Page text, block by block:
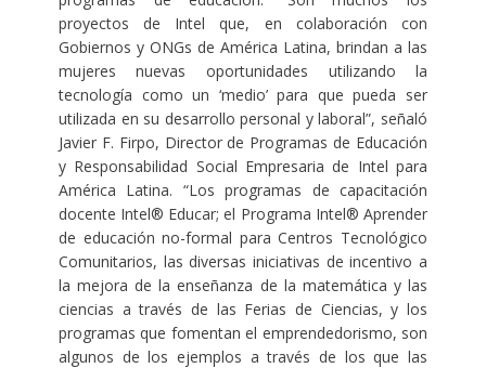
proyectos de Intel que, en colaboración con
Gobiernos y ONGs de América Latina, brindan a las
mujeres nuevas oportunidades utilizando la
tecnología como un ‘medio’ para que pueda ser
utilizada en su desarrollo personal y laboral”, señaló
Javier F. Firpo, Director de Programas de Educación
y Responsabilidad Social Empresaria de Intel para
América Latina. “Los programas de capacitación
docente Intel® Educar; el Programa Intel® Aprender
de educación no-formal para Centros Tecnológico
Comunitarios, las diversas iniciativas de incentivo a
la mejora de la enseñanza de la matemática y las
ciencias a través de las Ferias de Ciencias, y los
programas que fomentan el emprendedorismo, son
algunos de los ejemplos a través de los que las